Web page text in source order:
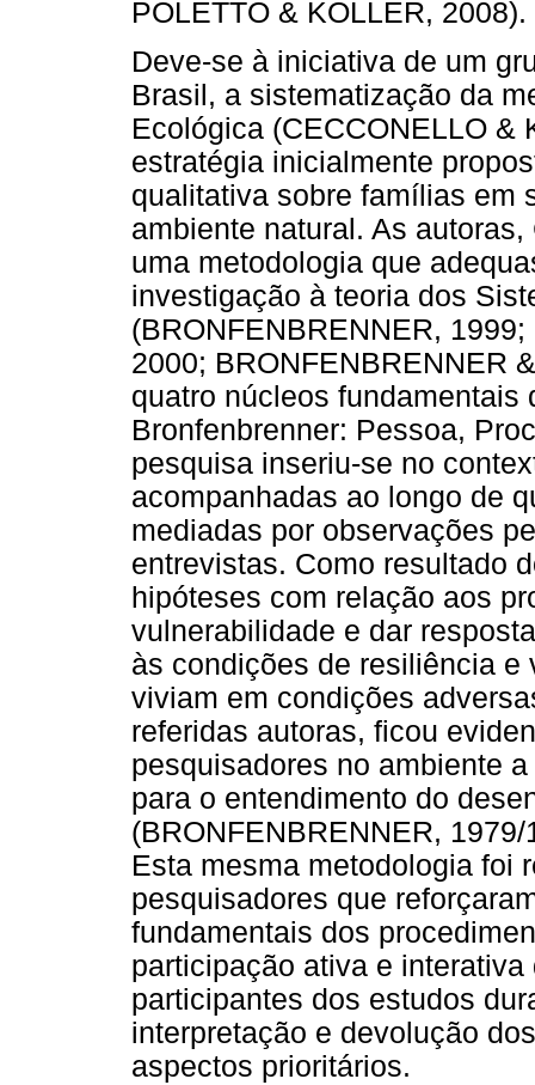
POLETTO & KOLLER, 2008).
Deve-se à iniciativa de um
Brasil, a sistematização da
Ecológica (CECCONELLO &
estratégia inicialmente
qualitativa sobre famílias em
ambiente natural. As
uma metodologia que
investigação à teoria dos
(BRONFENBRENNER,
2000; BRONFENBRENNER
quatro núcleos fundamentais
Bronfenbrenner: Pessoa,
pesquisa inseriu-se no
acompanhadas ao longo de
mediadas por observações
entrevistas. Como resultado
hipóteses com relação aos
vulnerabilidade e dar
às condições de resiliência
viviam em condições
referidas autoras, ficou
pesquisadores no ambiente
para o entendimento do
(BRONFENBRENNER,
Esta mesma metodologia foi
pesquisadores que
fundamentais dos
participação ativa e
participantes dos estudos
interpretação e devolução
aspectos prioritários.